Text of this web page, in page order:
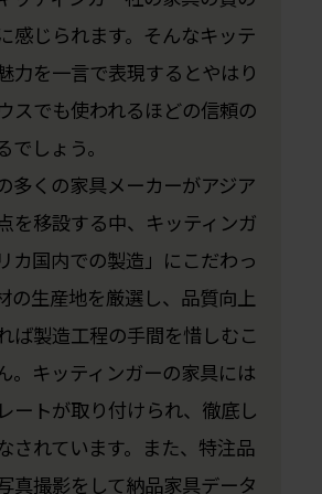
感じられます。そんなキッテ
力を一言で表現するとやはり
スでも使われるほどの信頼の
しょう。
多くの家具メーカーがアジア
を移設する中、キッティンガ
カ国内での製造」にこだわっ
の生産地を厳選し、品質向上
ば製造工程の手間を惜しむこ
。キッティンガーの家具には
ートが取り付けられ、徹底し
されています。また、特注品
真撮影をして納品家具データ